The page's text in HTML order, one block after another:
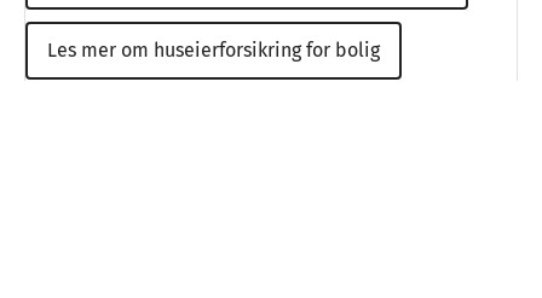
Les mer om huseierforsikring for bolig